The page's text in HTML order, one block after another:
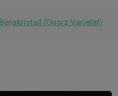
Bergkristall (Quarz Varietät)